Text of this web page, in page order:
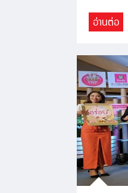
อ่านต่อ